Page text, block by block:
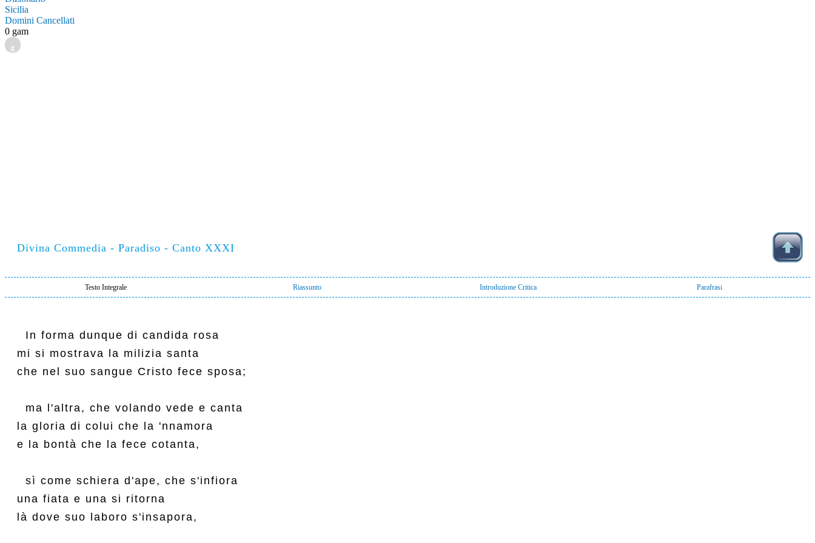
Sicilia
Domini Cancellati
0 gam
g
Divina Commedia - Paradiso - Canto XXXI
Testo Integrale Riassunto Introduzione Critica Parafrasi
  In forma dunque di candida rosa
mi si mostrava la milizia santa
che nel suo sangue Cristo fece sposa;
  ma l'altra, che volando vede e canta
la gloria di colui che la 'nnamora
e la bontà che la fece cotanta,
  sì come schiera d'ape, che s'infiora
una fiata e una si ritorna
là dove suo laboro s'insapora,